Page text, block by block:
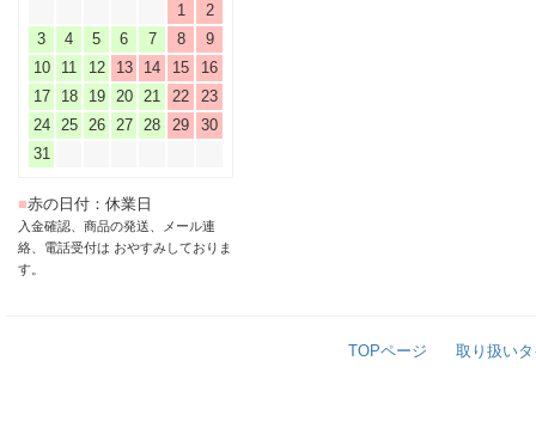
1
2
3
4 5 6 7 8
9
10
11 12 13 14 15
16
17
18 19 20 21 22
23
24
25 26 27 28 29
30
31
■赤の日付：休業日
入金確認、商品の発送、メール連
絡、電話受付は おやすみしておりま
す。
TOPページ 取り扱い